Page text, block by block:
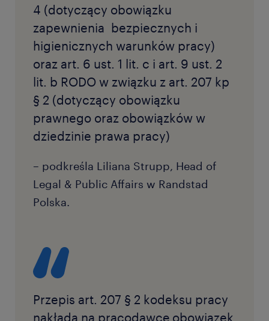
4 (dotyczący obowiązku
zapewnienia bezpiecznych i
higienicznych warunków pracy)
oraz art. 6 ust. 1 lit. c i art. 9 ust. 2
lit. b RODO w związku z art. 207 kp
§ 2 (dotyczący obowiązku
prawnego oraz obowiązków w
dziedzinie prawa pracy)
– podkreśla Liliana Strupp, Head of
Legal & Public Affairs w Randstad
Polska.
Przepis art. 207 § 2 kodeksu pracy
nakłada na pracodawcę obowiązek